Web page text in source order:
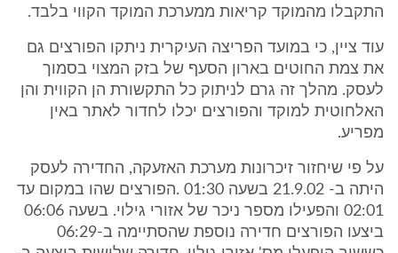
התקבלו מהמוקד קריאות ממערכת המוקד הקווי בלבד.
עוד ציין, כי במועד הפריצה העיקרית ניתקו הפורצים גם
את צמת החוטים בארון הסעף של בזק המצוי בסמוך
לעסק. מהלך זה גרם לניתוק כל התקשורת הן הקווית והן
האלחוטית למוקד והפורצים יכלו לחדור לאתר באין
מפריע.
על פי שיחזור זיכרונות מערכת האזעקה, החדירה לעסק
היתה ב- 21.9.02 בשעה 01:30 .הפורצים שהו במקום עד
02:01 והפעילו מספר ניכר של אזורי גילוי. בשעה 06:06
ביצעו הפורצים חדירה נוספת שהסתיימה ב-06:29